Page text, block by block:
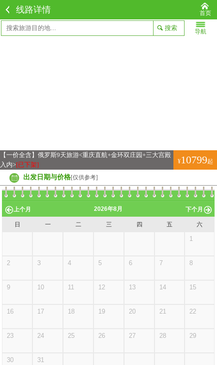
线路详情 首页
导航
【一价全含】俄罗斯9天旅游<重庆直航+金环双庄园+三大宫殿
入内>[已下架] ¥10799起
出发日期与价格[仅供参考]
上个月 2026年8月 下个月
日 一 二 三 四 五 六
1
2 3 4 5 6 7 8
9 10 11 12 13 14 15
16 17 18 19 20 21 22
23 24 25 26 27 28 29
30 31